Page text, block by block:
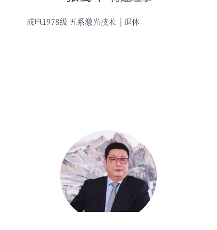
成电1978级 五系激光技术 退休